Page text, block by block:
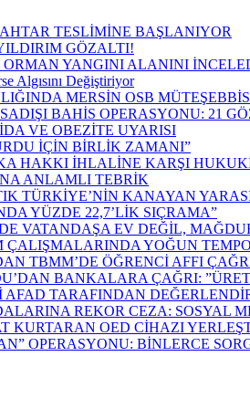
TESLİMİNE BAŞLANIYOR
GÖZALTI!
YANGINI ALANINI
Algısını Değiştiriyor
MERSİN OSB
BAHİS OPERASYONU: 21
VE OBEZİTE UYARISI
İÇİN BİRLİK ZAMANI”
HAKKI İHLALİNE KARŞI
ANLAMLI TEBRİK
TÜRKİYE’NİN KANAYAN
YÜZDE 22,7’LİK SIÇRAMA”
VATANDAŞA EV DEĞİL,
YOĞUN TEMPO
TBMM’DE ÖĞRENCİ AFFI
BANKALARA ÇAĞRI:
TARAFINDAN
REKOR CEZA: SOSYAL
KURTARAN OED CİHAZI
OPERASYONU: BİNLERCE